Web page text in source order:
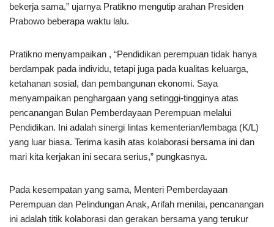
bekerja sama,” ujarnya Pratikno mengutip arahan Presiden
Prabowo beberapa waktu lalu.
Pratikno menyampaikan , “Pendidikan perempuan tidak hanya
berdampak pada individu, tetapi juga pada kualitas keluarga,
ketahanan sosial, dan pembangunan ekonomi. Saya
menyampaikan penghargaan yang setinggi-tingginya atas
pencanangan Bulan Pemberdayaan Perempuan melalui
Pendidikan. Ini adalah sinergi lintas kementerian/lembaga (K/L)
yang luar biasa. Terima kasih atas kolaborasi bersama ini dan
mari kita kerjakan ini secara serius,” pungkasnya.
Pada kesempatan yang sama, Menteri Pemberdayaan
Perempuan dan Pelindungan Anak, Arifah menilai, pencanangan
ini adalah titik kolaborasi dan gerakan bersama yang terukur